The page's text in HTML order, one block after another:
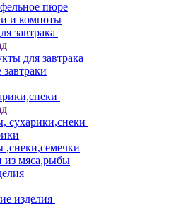
пюре
и компоты
завтрака
для завтрака
сухарики,снеки
,снеки,семечки
из мяса,рыбы
изделия